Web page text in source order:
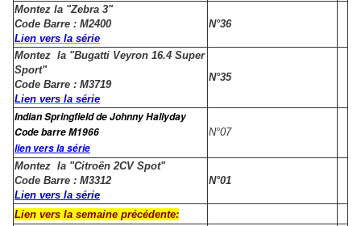
Montez la "Zebra 3"
Code Barre : M2400
Lien vers la série
N°36
Montez la "Bugatti Veyron 16.4 Super
Sport"
Code Barre : M3719
Lien vers la série
N°35
Indian Springfield de Johnny Hallyday
Code barre M1966
lien vers la série
N°07
Montez la "Citroën 2CV Spot"
Code Barre : M3312
Lien vers la série
N°01
Lien vers la semaine précédente: